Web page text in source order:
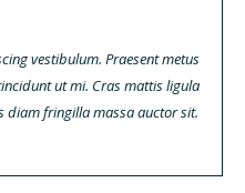
vestibulum. Praesent metus
ut mi. Cras mattis ligula
diam fringilla massa auctor sit.